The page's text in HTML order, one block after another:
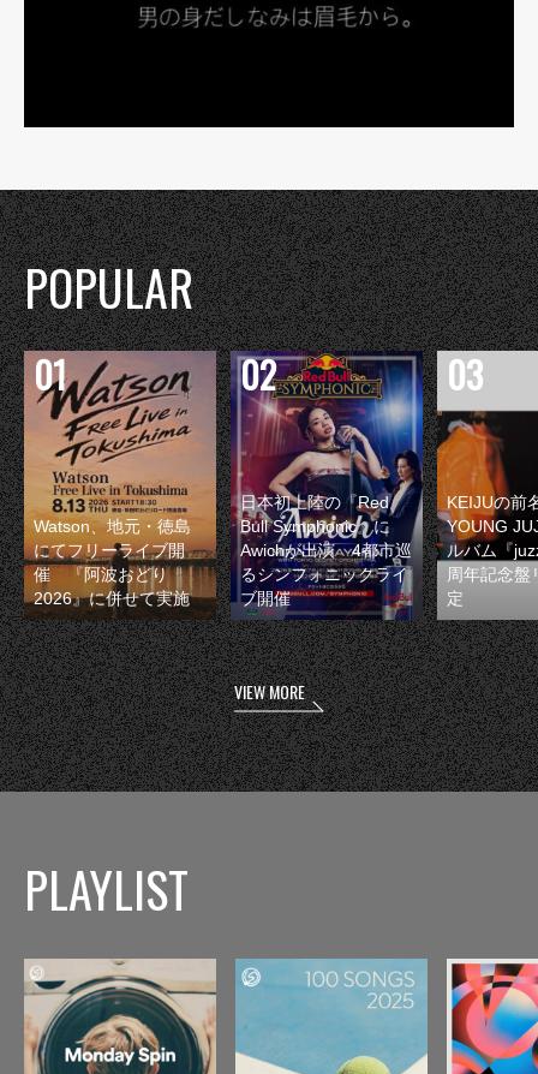
POPULAR
Watson、地元・徳島
にてフリーライブ開
催 『阿波おどり
2026』に併せて実施
日本初上陸の『Red
Bull Symphonic』に
Awichが出演 4都市巡
るシンフォニックライ
ブ開催
KEIJUの前
YOUNG
ルバム『
周年記念盤
定
VIEW MORE
PLAYLIST